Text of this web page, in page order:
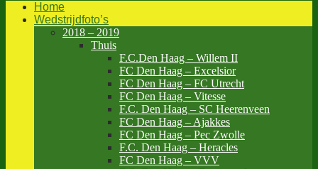
Home
Wedstrijdfoto’s
2018 – 2019
Thuis
F.C.Den Haag – Willem II
FC Den Haag – Excelsior
FC Den Haag – FC Utrecht
FC Den Haag – Vitesse
F.C. Den Haag – SC Heerenveen
FC Den Haag – Ajakkes
FC Den Haag – Pec Zwolle
F.C. Den Haag – Heracles
FC Den Haag – VVV